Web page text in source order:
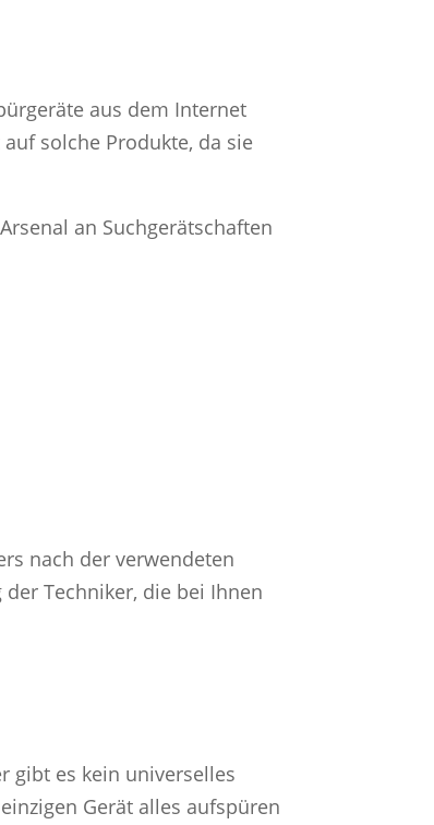
aus dem Internet
solche Produkte, da sie
an Suchgerätschaften
nach der verwendeten
Techniker, die bei Ihnen
gibt es kein universelles
Gerät alles aufspüren